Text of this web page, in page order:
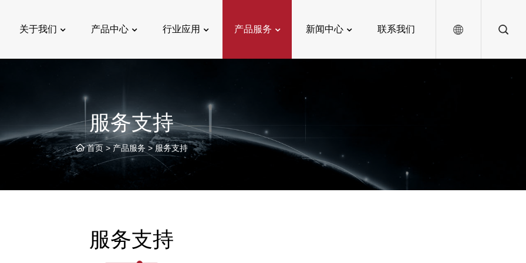
关于我们 产品中心 行业应用 产品服务 新闻中心 联系我们
服务支持
首页 >产品服务 >服务支持
服务支持